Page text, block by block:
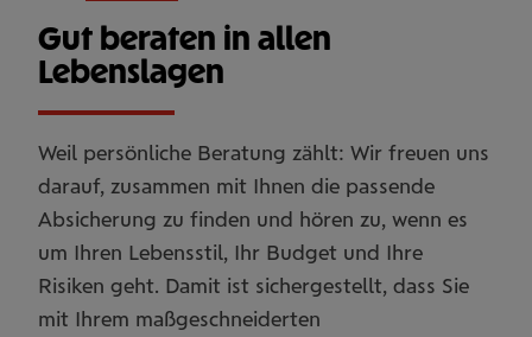
Gut beraten in allen
Lebenslagen
Weil persönliche Beratung zählt: Wir freuen uns
darauf, zusammen mit Ihnen die passende
Absicherung zu finden und hören zu, wenn es
um Ihren Lebensstil, Ihr Budget und Ihre
Risiken geht. Damit ist sichergestellt, dass Sie
mit Ihrem maßgeschneiderten